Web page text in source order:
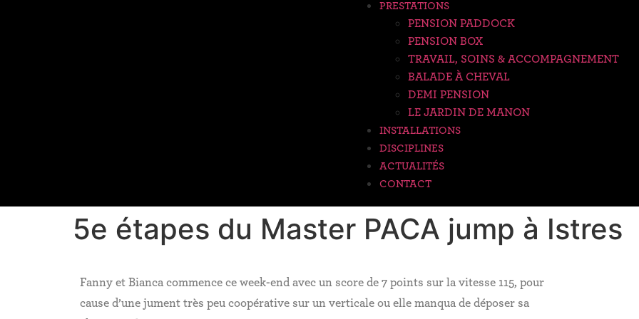
PRESTATIONS
PENSION PADDOCK
PENSION BOX
TRAVAIL, SOINS & ACCOMPAGNEMENT
BALADE À CHEVAL
DEMI PENSION
LE JARDIN DE MANON
INSTALLATIONS
DISCIPLINES
ACTUALITÉS
CONTACT
5e étapes du Master PACA jump à Istres
Fanny et Bianca commence ce week-end avec un score de 7 points sur la vitesse 115, pour
cause d’une jument très peu coopérative sur un verticale ou elle manqua de déposer sa